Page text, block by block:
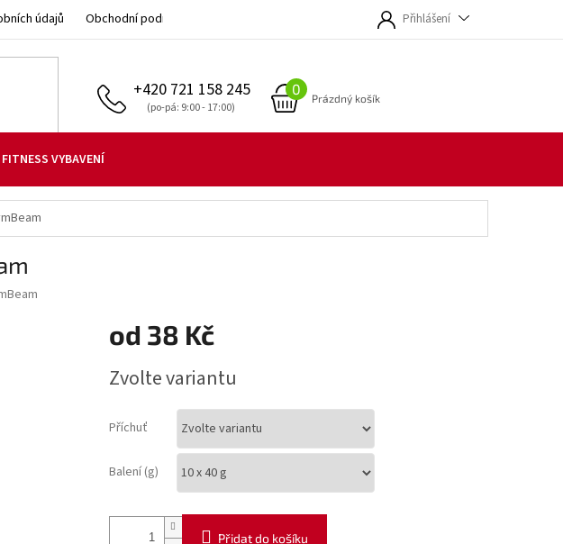
údajů Obchodní podmínky Přihlášení
+420 721 158 245
NÁKUPNÍ
Prázdný košík
FITNESS VYBAVENÍ
od 38 Kč
cena:
Zvolte variantu
Příchuť
Balení (g)
Přidat do košíku